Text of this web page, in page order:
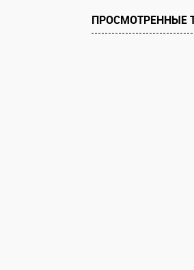
ПРОСМОТРЕННЫЕ